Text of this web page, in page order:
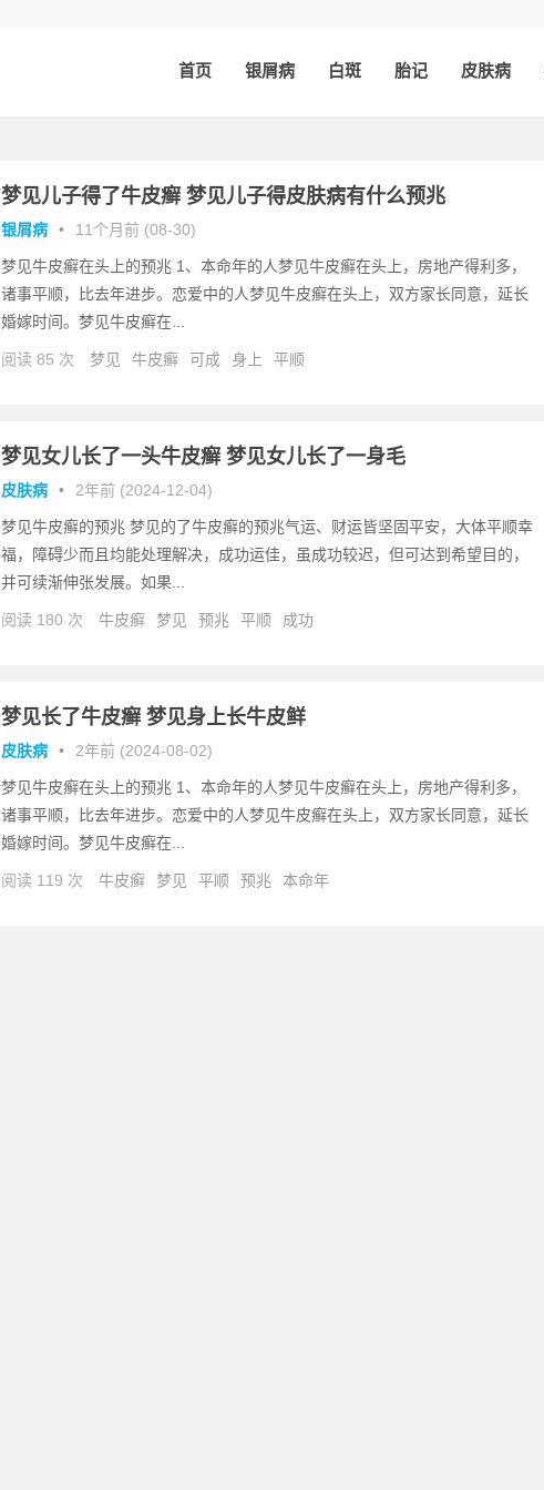
首页 银屑病 白斑 胎记 皮肤病
梦见儿子得了牛皮癣 梦见儿子得皮肤病有什么预兆
银屑病 • 11个月前 (08-30)
梦见牛皮癣在头上的预兆 1、本命年的人梦见牛皮癣在头上，房地产得利多，
诸事平顺，比去年进步。恋爱中的人梦见牛皮癣在头上，双方家长同意，延长
婚嫁时间。梦见牛皮癣在...
阅读 85 次 梦见 牛皮癣 可成 身上 平顺
梦见女儿长了一头牛皮癣 梦见女儿长了一身毛
皮肤病 • 2年前 (2024-12-04)
梦见牛皮癣的预兆 梦见的了牛皮癣的预兆气运、财运皆坚固平安，大体平顺幸
福，障碍少而且均能处理解决，成功运佳，虽成功较迟，但可达到希望目的，
并可续渐伸张发展。如果...
阅读 180 次 牛皮癣 梦见 预兆 平顺 成功
梦见长了牛皮癣 梦见身上长牛皮鲜
皮肤病 • 2年前 (2024-08-02)
梦见牛皮癣在头上的预兆 1、本命年的人梦见牛皮癣在头上，房地产得利多，
诸事平顺，比去年进步。恋爱中的人梦见牛皮癣在头上，双方家长同意，延长
婚嫁时间。梦见牛皮癣在...
阅读 119 次 牛皮癣 梦见 平顺 预兆 本命年